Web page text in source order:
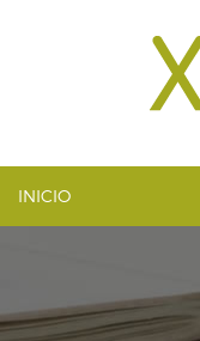
INICIO